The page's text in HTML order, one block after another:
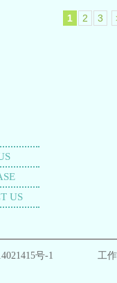
1 2 3
US
号-1 工作时间: